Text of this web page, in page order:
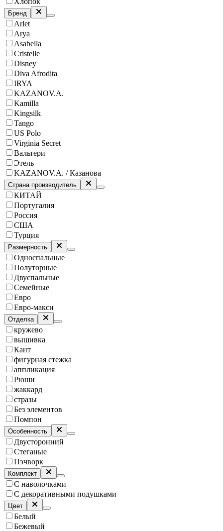
Бренд
Arlet
Arya
Asabella
Cristelle
Disney
Diva Afrodita
IRYA
KAZANOV.A.
Kamilla
Kingsilk
Tango
US Polo
Virginia Secret
Вальтери
Этель
KAZANOV.A. / Казанова
Страна производитель
КИТАЙ
Португалия
Россия
США
Турция
Размерность
Односпальные
Полуторные
Двуспальные
Семейные
Евро
Евро-макси
Отделка
кружево
вышивка
Кант
фигурная стежка
аппликация
Рюши
жаккард
стразы
Без элементов
Помпон
Особенность
Двусторонний
Стеганые
Пэчворк
Комплект
С наволочками
С декоративными подушками
Цвет
Белый
Бежевый